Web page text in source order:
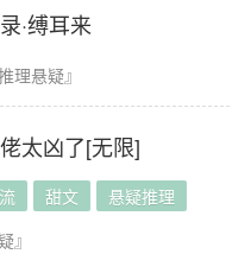
·缚耳来
理悬疑』
太凶了[无限]
甜文 悬疑推理
』